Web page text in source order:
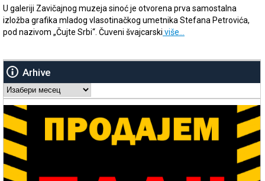
U galeriji Zavičajnog muzeja sinoć je otvorena prva samostalna
izložba grafika mladog vlasotinačkog umetnika Stefana Petrovića,
pod nazivom „Čujte Srbi“. Čuveni švajcarski više…
Arhive
Arhive